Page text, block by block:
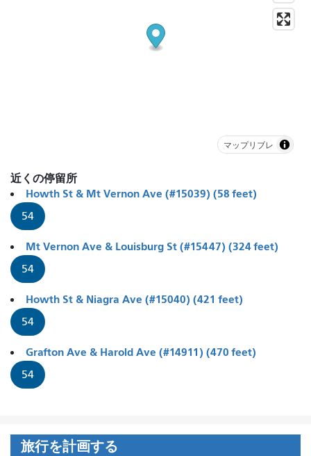
マップリブレ
近くの停留所
Howth St & Mt Vernon Ave (#15039) (58 feet)
54
Mt Vernon Ave & Louisburg St (#15447) (324 feet)
54
Howth St & Niagra Ave (#15040) (421 feet)
54
Grafton Ave & Harold Ave (#14911) (470 feet)
54
旅行を計画する